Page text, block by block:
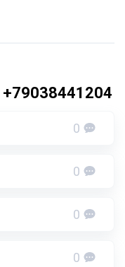
+79038441204
0
0
0
0